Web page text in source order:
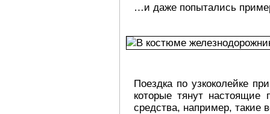
…и даже попытались
Поездка по узкоколейке
которые тянут настоящие
средства, например, такие